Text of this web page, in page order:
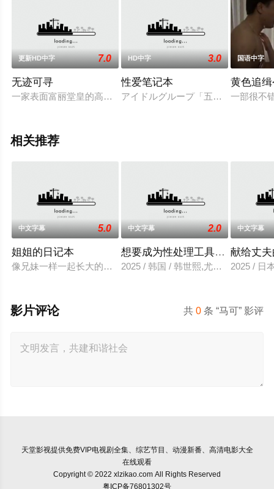
更新HD中字 7.0
无迹可寻
一家表面富丽堂皇的高档酒店，实则是一座灵异事件频发的恐
HD中字 3.0
性爱笔记本
アイドルグループ「五反田アプリコ
国语中字
黄色追
一部很不
相关推荐
中文字幕 5.0
姐姐的日记本
像兄妹一样一起长大的佳恩和苏浩，但从小喜欢佳恩的苏浩，
中文字幕 2.0
想要成为性处理工具的妹妹
2025 / 韩国 / 韩世熙,尤里,智熙,尚宇,
中文字幕
献给丈
2025 / 日
共0 条 “马可” 影评
影片评论
天堂影视提供免费VIP电视剧全集、综艺节目、动漫新番、高清电影大全
在线观看
Copyright © 2022 xlzikao.com All Rights Reserved
粤ICP备76801302号